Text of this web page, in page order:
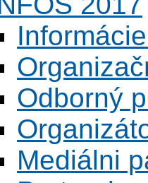
Odborný
Mediálni